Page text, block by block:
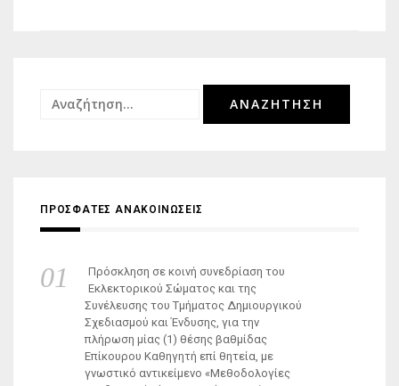
Αναζήτηση
ΠΡΟΣΦΑΤΕΣ ΑΝΑΚΟΙΝΩΣΕΙΣ
Πρόσκληση σε κοινή συνεδρίαση του
Εκλεκτορικού Σώματος και της
Συνέλευσης του Τμήματος Δημιουργικού
Σχεδιασμού και Ένδυσης, για την
πλήρωση μίας (1) θέσης βαθμίδας
Επίκουρου Καθηγητή επί θητεία, με
γνωστικό αντικείμενο «Μεθοδολογίες